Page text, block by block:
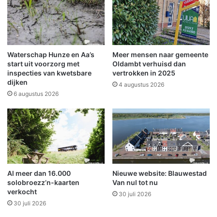
O
l
d
a
m
b
t
m
o
i
e
r
g
e
w
o
r
d
e
e
r
i
j
i
n
O
o
s
w
o
l
d
Waterschap Hunze en Aa’s
start uit voorzorg met
inspecties van kwetsbare
dijken
6 augustus 2026
Meer mensen naar gemeente
Oldambt verhuisd dan
vertrokken in 2025
4 augustus 2026
Al meer dan 16.000
solobroezz’n-kaarten
verkocht
30 juli 2026
Nieuwe website: Blauwestad
Van nul tot nu
30 juli 2026